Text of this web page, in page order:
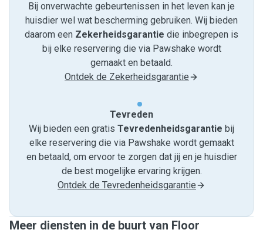
Bij onverwachte gebeurtenissen in het leven kan je
huisdier wel wat bescherming gebruiken. Wij bieden
daarom een Zekerheidsgarantie die inbegrepen is
bij elke reservering die via Pawshake wordt
gemaakt en betaald.
Ontdek de Zekerheidsgarantie
Tevreden
Wij bieden een gratis Tevredenheids­garantie bij
elke reservering die via Pawshake wordt gemaakt
en betaald, om ervoor te zorgen dat jij en je huisdier
de best mogelijke ervaring krijgen.
Ontdek de Tevredenheidsgarantie
Meer diensten in de buurt van Floor